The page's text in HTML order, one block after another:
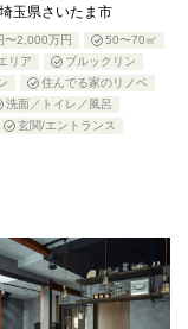
玉県さいたま市
〜2,000万円
50〜70㎡
リア
ブルックリン
住んでる家のリノベ
洗面／トイレ／風呂
玄関/エントランス